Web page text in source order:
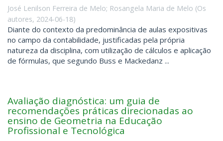
José Lenilson Ferreira de Melo; Rosangela Maria de Melo (Os
autores, 2024-06-18)
Diante do contexto da predominância de aulas expositivas
no campo da contabilidade, justificadas pela própria
natureza da disciplina, com utilização de cálculos e aplicação
de fórmulas, que segundo Buss e Mackedanz ...
Avaliação diagnóstica: um guia de
recomendações práticas direcionadas ao
ensino de Geometria na Educação
Profissional e Tecnológica